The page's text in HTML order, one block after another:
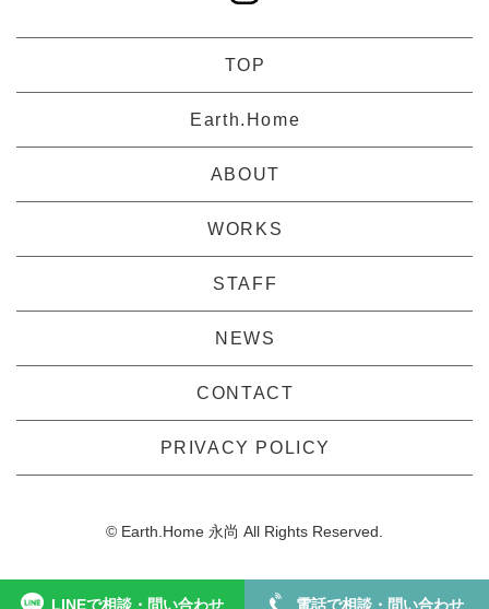
LINEで相談・問い合わせ 電話で相談・問い合わせ
TOP
Earth.Home
ABOUT
WORKS
STAFF
NEWS
CONTACT
PRIVACY POLICY
© Earth.Home 永尚 All Rights Reserved.